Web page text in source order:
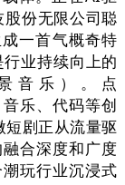
份无限公司聪
一首气概奇特
业持续向上的
音乐）。点
乐、代码等创
剧正从流量驱
合深度和广度
玩行业沉浸式